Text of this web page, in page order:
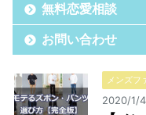
無料恋愛相談
お問い合わせ
メンズフ
2020/1/4